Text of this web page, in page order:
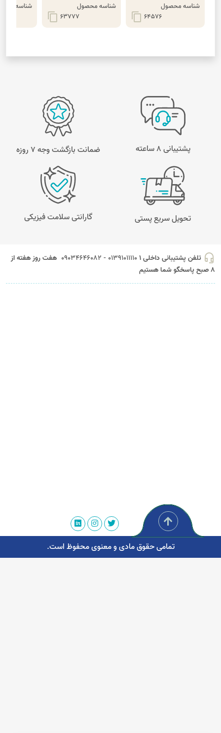
شناسه محصول
64576
content_copy
شناسه محصول
63777
content_copy
شناسه
پشتیبانی 8 ساعته ضمانت بازگشت وجه ۷ روزه
تحویل سریع پستی گارانتی سلامت فیزیکی
headset_mic تلفن پشتیبانی داخلی 1 01391011110 - 09034646082
هفت روز هفته از
8 صبح پاسخگو شما هستیم
تمامی حقوق مادی و معنوی محفوظ است.